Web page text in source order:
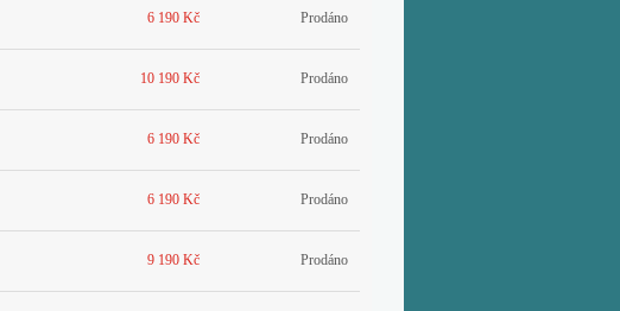
6 190 Kč Prodáno
10 190 Kč Prodáno
6 190 Kč Prodáno
6 190 Kč Prodáno
9 190 Kč Prodáno